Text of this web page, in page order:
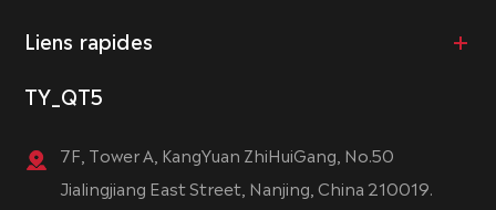
Liens rapides
TY_QT5
7F, Tower A, KangYuan ZhiHuiGang, No.50
Jialingjiang East Street, Nanjing, China 210019.